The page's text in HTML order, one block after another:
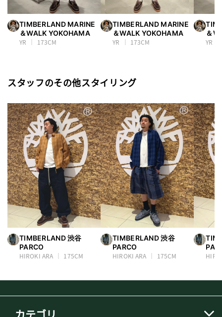
TIMBERLAND MARINE
＆WALK YOKOHAMA
YR
173CM
TIMBERLAND MARINE
＆WALK YOKOHAMA
YR
173CM
＆
YR
スタッフのその他スタイリング
TIMBERLAND 渋谷
PARCO
HIROKI ARA
175CM
TIMBERLAND 渋谷
PARCO
HIROKI ARA
175CM
カテゴリ